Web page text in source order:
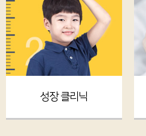
성장 클리닉